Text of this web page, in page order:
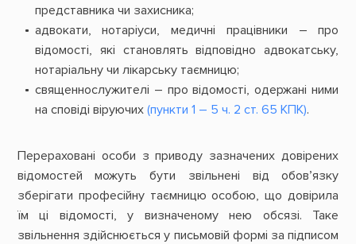
представника чи захисника;
адвокати, нотаріуси, медичні працівники – про
відомості, які становлять відповідно адвокатську,
нотаріальну чи лікарську таємницю;
священнослужителі – про відомості, одержані ними
на сповіді віруючих (пункти 1 – 5 ч. 2 ст. 65 КПК).
Перераховані особи з приводу зазначених довірених
відомостей можуть бути звільнені від обов’язку
зберігати професійну таємницю особою, що довірила
їм ці відомості, у визначеному нею обсязі. Таке
звільнення здійснюється у письмовій формі за підписом